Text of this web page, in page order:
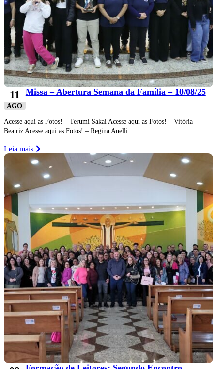
11
AGO
Missa – Abertura Semana da Família – 10/08/25
Acesse aqui as Fotos! – Terumi Sakai Acesse aqui as Fotos! – Vitória
Beatriz Acesse aqui as Fotos! – Regina Anelli
Leia mais